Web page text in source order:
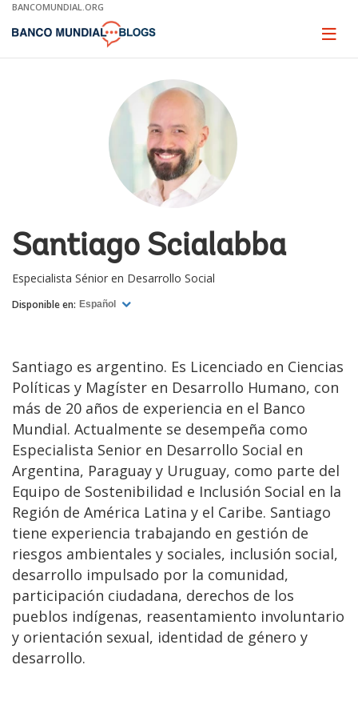
Skip
Main
BANCOMUNDIAL.ORG
Page
Santiago Scialabba
Especialista Sénior en Desarrollo Social
Disponible en: Español
Santiago es argentino. Es Licenciado en Ciencias
Políticas y Magíster en Desarrollo Humano, con
más de 20 años de experiencia en el Banco
Mundial. Actualmente se desempeña como
Especialista Senior en Desarrollo Social en
Argentina, Paraguay y Uruguay, como parte del
Equipo de Sostenibilidad e Inclusión Social en la
Región de América Latina y el Caribe. Santiago
tiene experiencia trabajando en gestión de
riesgos ambientales y sociales, inclusión social,
desarrollo impulsado por la comunidad,
participación ciudadana, derechos de los
pueblos indígenas, reasentamiento involuntario
y orientación sexual, identidad de género y
desarrollo.